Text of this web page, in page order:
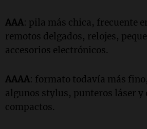
AAA: pila más chica, frecuente
remotos delgados, relojes,
accesorios electrónicos.
AAAA: formato todavía más
algunos stylus, punteros láser
compactos.